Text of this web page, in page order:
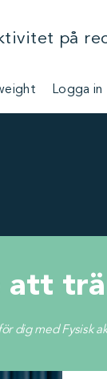
på
Logga in
att
dig med Fysisk